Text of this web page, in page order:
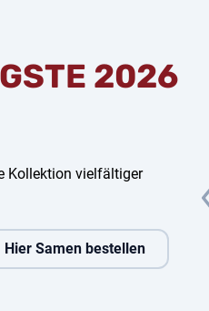
2026
Kollektion vielfältiger
Hier Samen bestellen